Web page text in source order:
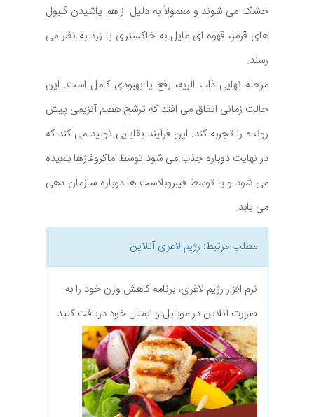
خشک می شوند و معمولاً به دلیل از هم پاشیدن گلبول
های قرمز، قهوه ای مایل به خاکستری یا زرد به نظر می
رسند.
مرحله نهایی ذات الریه، رفع یا بهبودی کامل است. این
حالت زمانی اتفاق می افتد که ترشح هضم آنزیمی پیش
رونده را تجربه کند. این فرآیند بقایایی تولید می کند که
در نهایت دوباره جذب می شود توسط ماکروفاژها بلعیده
می شود و یا توسط فیبروبلاست ها دوباره سازمان دهی
می یابد.
مطلب مرتبط: رژیم لاغریآنلاین
نرم افزار رژیم لاغری، برنامه کاهش وزن خود را به
صورت آنلاین در موبایل و ایمیل خود دریافت کنید